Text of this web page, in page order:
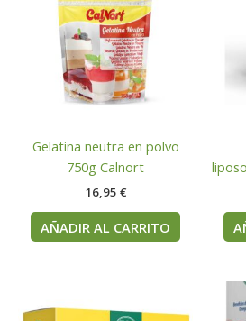
Gelatina neutra en polvo
750g Calnort
16,95 €
AÑADIR AL CARRITO